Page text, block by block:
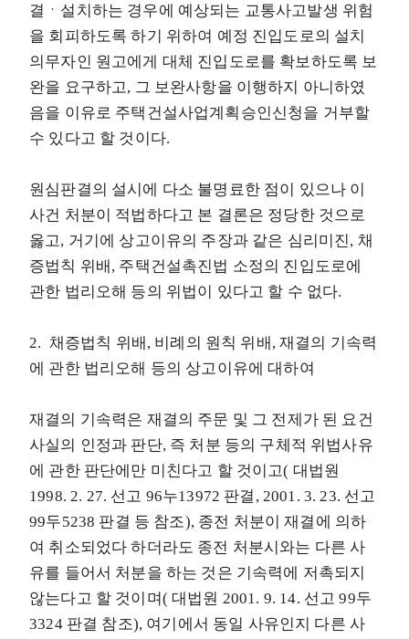
결ㆍ설치하는 경우에 예상되는 교통사고발생 위험
을 회피하도록 하기 위하여 예정 진입도로의 설치
의무자인 원고에게 대체 진입도로를 확보하도록 보
완을 요구하고, 그 보완사항을 이행하지 아니하였
음을 이유로 주택건설사업계획승인신청을 거부할
수 있다고 할 것이다.
원심판결의 설시에 다소 불명료한 점이 있으나 이
사건 처분이 적법하다고 본 결론은 정당한 것으로
옳고, 거기에 상고이유의 주장과 같은 심리미진, 채
증법칙 위배, 주택건설촉진법 소정의 진입도로에
관한 법리오해 등의 위법이 있다고 할 수 없다.
2. 채증법칙 위배, 비례의 원칙 위배, 재결의 기속력
에 관한 법리오해 등의 상고이유에 대하여
재결의 기속력은 재결의 주문 및 그 전제가 된 요건
사실의 인정과 판단, 즉 처분 등의 구체적 위법사유
에 관한 판단에만 미친다고 할 것이고( 대법원
1998. 2. 27. 선고 96누13972 판결, 2001. 3. 23. 선고
99두5238 판결 등 참조), 종전 처분이 재결에 의하
여 취소되었다 하더라도 종전 처분시와는 다른 사
유를 들어서 처분을 하는 것은 기속력에 저촉되지
않는다고 할 것이며( 대법원 2001. 9. 14. 선고 99두
3324 판결 참조), 여기에서 동일 사유인지 다른 사